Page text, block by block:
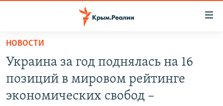
Вернуться
основному
содержанию
СПЕЦПРОЕКТЫ
НОВОСТИ
Украина за год поднялась на 16
позиций в мировом рейтинге
экономических свобод –